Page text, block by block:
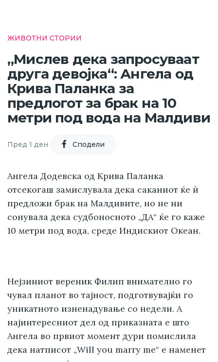
ЖИВОТНИ СТОРИИ
„Мислев дека запросуваат
друга девојка“: Ангела од
Крива Паланка за
предлогот за брак на 10
метри под вода на Малдиви
Пред 1 ден Cподели
Ангела Додевска од Крива Паланка
отсекогаш замислувала дека саканиот ќе ѝ
предложи брак на Малдивите, но не ни
сонувала дека судбоносното „ДА“ ќе го каже
10 метри под вода, среде Индискиот Океан.
Нејзиниот вереник Филип внимателно го
чувал планот во тајност, подготвувајќи го
уникатното изненадување со недели. А
најинтересниот дел од приказната е што
Ангела во првиот момент дури помислила
дека натписот „Will you marry me“ е наменет